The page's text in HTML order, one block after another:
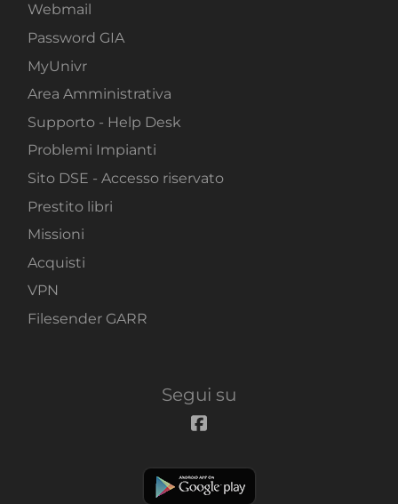
Webmail
Password GIA
MyUnivr
Area Amministrativa
Supporto - Help Desk
Problemi Impianti
Sito DSE - Accesso riservato
Prestito libri
Missioni
Acquisti
VPN
Filesender GARR
Segui su